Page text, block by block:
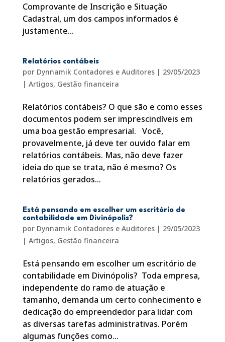
Comprovante de Inscrição e Situação
Cadastral, um dos campos informados é
justamente...
Relatórios contábeis
por Dynnamik Contadores e Auditores| 29/05/2023
| Artigos, Gestão financeira
Relatórios contábeis? O que são e como esses
documentos podem ser imprescindíveis em
uma boa gestão empresarial. Você,
provavelmente, já deve ter ouvido falar em
relatórios contábeis. Mas, não deve fazer
ideia do que se trata, não é mesmo? Os
relatórios gerados...
Está pensando em escolher um escritório de
contabilidade em Divinópolis?
por Dynnamik Contadores e Auditores| 29/05/2023
| Artigos, Gestão financeira
Está pensando em escolher um escritório de
contabilidade em Divinópolis? Toda empresa,
independente do ramo de atuação e
tamanho, demanda um certo conhecimento e
dedicação do empreendedor para lidar com
as diversas tarefas administrativas. Porém
algumas funções como...